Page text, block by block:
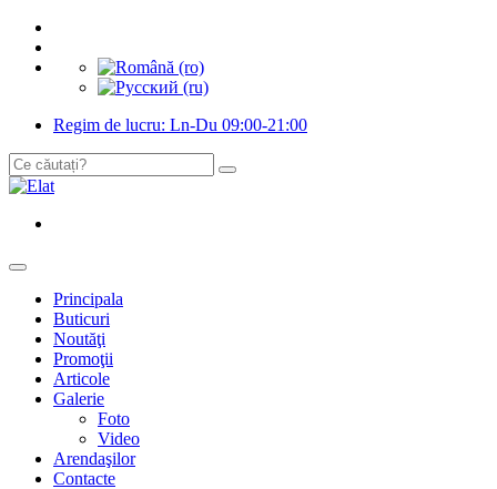
Regim de lucru: Ln-Du 09:00-21:00
Principala
Buticuri
Noutăţi
Promoţii
Articole
Galerie
Foto
Video
Arendaşilor
Contacte